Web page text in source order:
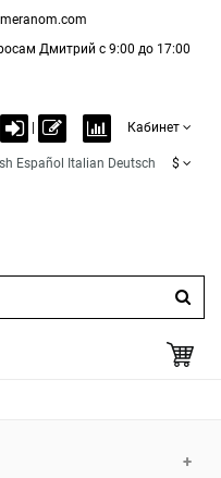
Дмитрий с 9:00 до 17:00
Кабинет
Español Italian Deutsch $